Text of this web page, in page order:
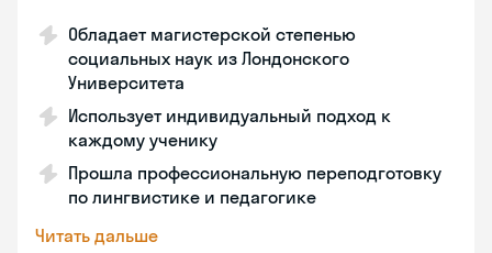
Обладает магистерской степенью
социальных наук из Лондонского
Университета
Использует индивидуальный подход к
каждому ученику
Прошла профессиональную переподготовку
по лингвистике и педагогике
Читать дальше